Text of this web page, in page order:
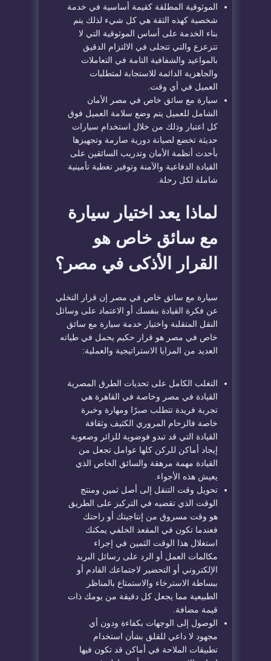
الموثوقية المطلقة كقيمة أساسية في خدمة
شخصية كهذه الثقة هي كل شيء لذلك يتم
بناء الخدمة على أساس الموثوقية التي لا
تتزعزع والتي تتجلى في الالتزام الدقيق
بالمواعيد والشفافية التامة في التعاملات
والجاهزية الدائمة للاستجابة لمتطلبات
العميل في أي وقت.
سيارة مع سائق خاص في مصر الأمان
الشامل للعميل يتم وضع سلامة العميل فوق
كل اعتبار وذلك من خلال استخدام سيارات
حديثة تخضع لصيانة دورية صارمة وتجهيزها
بأحدث أنظمة الأمان وتدريب السائقين على
القيادة الدفاعية والآمنة وتوفير تغطية تأمينية
شاملة لكل رحلة.
لماذا يعد اختيار سيارة
مع سائق خاص هو
القرار الأذكى في مصر؟
سيارة مع سائق خاص في مصر إن قرار التخلي
عن فكرة القيادة بنفسك أو الاعتماد على وسائل
النقل المتقلبة واختيار خدمة سيارة مع سائق
خاص في مصر هو قرار حكيم يحمل في طياته
العديد من المزايا الاستراتيجية والعملية:
التغلب الكامل على تحديات الطرق المصرية
القيادة في مصر وخاصة في القاهرة هي
تجربة فريدة تتطلب صبرًا ومهارة وخبرة
خاصة فالزحام المروري الكثيف وثقافة
القيادة التي قد تبدو فوضوية للزائر وصعوبة
إيجاد أماكن للركن كلها عوامل تجعل من
القيادة مهمة مرهقة والسائق الخاص الذي
يعيش هذه الأجواء.
تحويل وقت التنقل إلى أصل ثمين ومنتج
الوقت الذي تقضيه في التركيز على الطريق
هو وقت مسروق من إنتاجيتك أو راحتك
فعندما تكون في المقعد الخلفي يمكنك
استغلال هذا الوقت الثمين في إجراء
مكالمات العمل أو الرد على رسائل البريد
الإلكتروني أو التحضير لاجتماعك القادم أو
ببساطة الاسترخاء والاستمتاع بالمناظر
الطبيعية مما يجعل كل دقيقة من يومك ذات
قيمة مضافة.
الوصول إلى الوجهات بكفاءة ودون أي
مجهود لا داعي للقلق بشأن استخدام
تطبيقات الملاحة في أماكن قد تكون فيها